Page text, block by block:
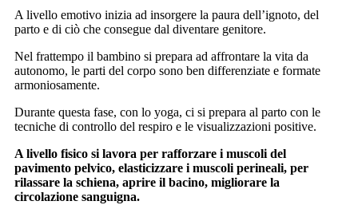
A livello emotivo inizia ad insorgere la paura dell’ignoto, del
parto e di ciò che consegue dal diventare genitore.
Nel frattempo il bambino si prepara ad affrontare la vita da
autonomo, le parti del corpo sono ben differenziate e formate
armoniosamente.
Durante questa fase, con lo yoga, ci si prepara al parto con le
tecniche di controllo del respiro e le visualizzazioni positive.
A livello fisico si lavora per rafforzare i muscoli del
pavimento pelvico, elasticizzare i muscoli perineali, per
rilassare la schiena, aprire il bacino, migliorare la
circolazione sanguigna.